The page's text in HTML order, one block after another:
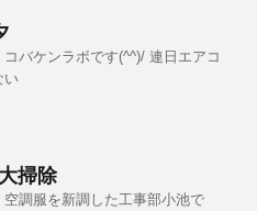
バケンラボです(^^)/ 連日エアコ
い
掃除
空調服を新調した工事部小池で